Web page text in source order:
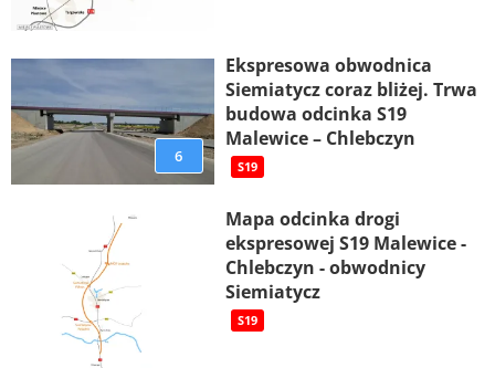
6
Ekspresowa obwodnica
Siemiatycz coraz bliżej. Trwa
budowa odcinka S19
Malewice – Chlebczyn
S19
Mapa odcinka drogi
ekspresowej S19 Malewice -
Chlebczyn - obwodnicy
Siemiatycz
S19